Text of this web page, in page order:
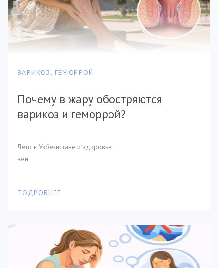
ВАРИКОЗ, ГЕМОРРОЙ
Почему в жару обостряются
варикоз и геморрой?
Лето в Узбекистане и здоровье
вен
ПОДРОБНЕЕ